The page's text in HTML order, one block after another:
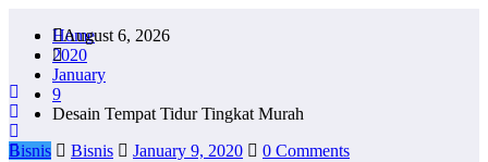
content
August 6, 2026
Home
2020
January
9
Desain Tempat Tidur Tingkat Murah
Bisnis
Bisnis January 9, 2020 0 Comments